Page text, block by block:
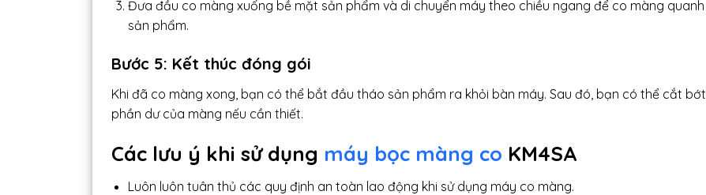
Đưa đầu co màng xuống bề mặt sản phẩm và di chuyển máy theo chiều ngang để co màng quanh
sản phẩm.
Bước 5: Kết thúc đóng gói
Khi đã co màng xong, bạn có thể bắt đầu tháo sản phẩm ra khỏi bàn máy. Sau đó, bạn có thể cắt bớt
phần dư của màng nếu cần thiết.
Các lưu ý khi sử dụng máy bọc màng co KM4SA
Luôn luôn tuân thủ các quy định an toàn lao động khi sử dụng máy co màng.